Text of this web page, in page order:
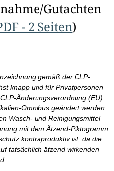
Gutachten
- 2 Seiten)
gemäß der CLP-
knapp und für Privatpersonen
Änderungsverordnung (EU)
Omnibus geändert werden
Wasch- und Reinigungsmittel
mit dem Ätzend-Piktogramm
kontraproduktiv ist, da die
tatsächlich ätzend wirkenden